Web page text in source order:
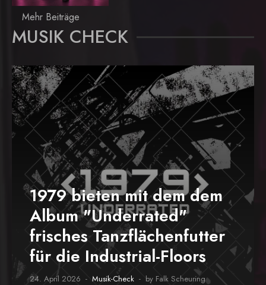
Mehr Beiträge
MUSIK CHECK
1979 bieten mit dem dem
Album "Underrated"
frisches Tanzflächenfutter
für die Industrial-Floors
24. April 2026 Musik-Check by Falk Scheuring